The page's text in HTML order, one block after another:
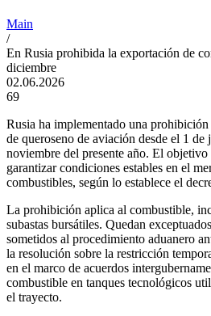
Main
/
En Rusia prohibida la exportación de
diciembre
02.06.2026
69
Rusia ha implementado una
de queroseno de aviación desde el 1 de
noviembre del presente año. El objetivo
garantizar condiciones estables en el
combustibles, según lo establece el
La prohibición aplica al combustible,
subastas bursátiles. Quedan
sometidos al procedimiento aduanero
la resolución sobre la restricción
en el marco de acuerdos
combustible en tanques tecnológicos
el trayecto.